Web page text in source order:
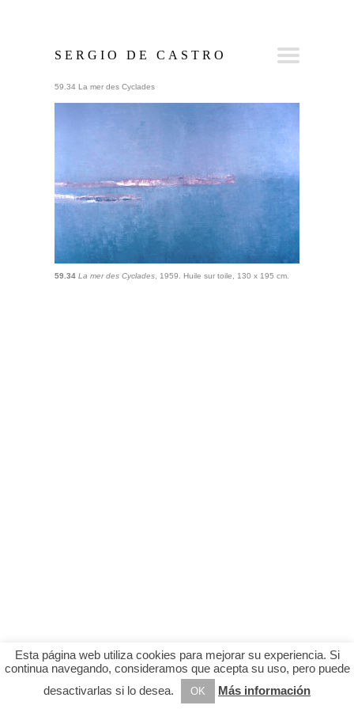
SERGIO DE CASTRO
59.34 La mer des Cyclades
59.34 La mer des Cyclades , 1959. Huile sur toile, 130 x 195 cm.
Esta página web utiliza cookies para mejorar su experiencia. Si
continua navegando, consideramos que acepta su uso, pero puede
desactivarlas si lo desea.
OK Más información